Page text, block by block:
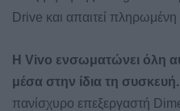
Drive και απαιτεί
Η Vivo ενσωματώνει όλη
μέσα στην ίδια τη συσκευή.
πανίσχυρο επεξεργαστή